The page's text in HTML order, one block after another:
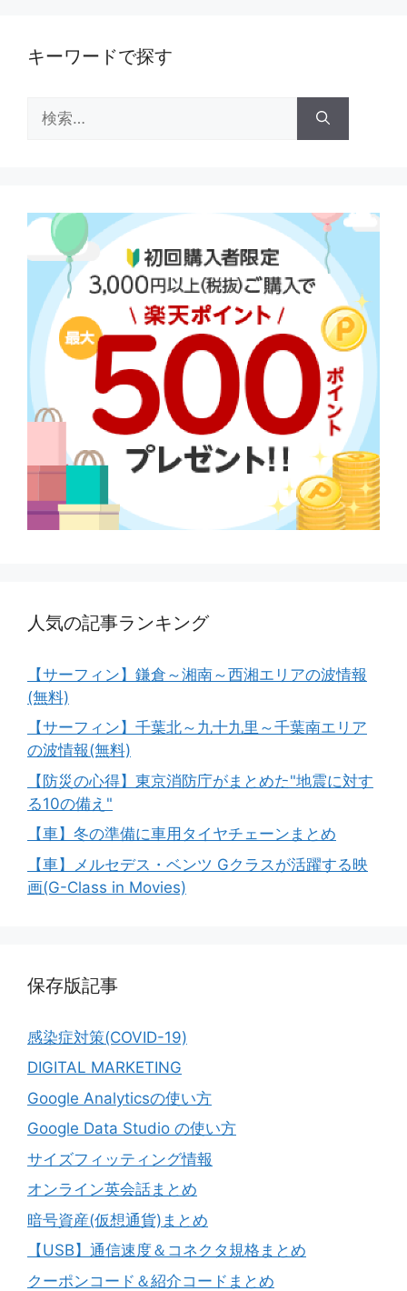
キーワードで探す
索:
人気の記事ランキング
【サーフィン】鎌倉～湘南～西湘エリアの波情報
(無料)
【サーフィン】千葉北～九十九里～千葉南エリア
の波情報(無料)
【防災の心得】東京消防庁がまとめた"地震に対す
る10の備え"
【車】冬の準備に車用タイヤチェーンまとめ
【車】メルセデス・ベンツ Gクラスが活躍する映
画(G-Class in Movies)
保存版記事
感染症対策(COVID-19)
DIGITAL MARKETING
Google Analyticsの使い方
Google Data Studio の使い方
サイズフィッティング情報
オンライン英会話まとめ
暗号資産(仮想通貨)まとめ
【USB】通信速度＆コネクタ規格まとめ
クーポンコード＆紹介コードまとめ